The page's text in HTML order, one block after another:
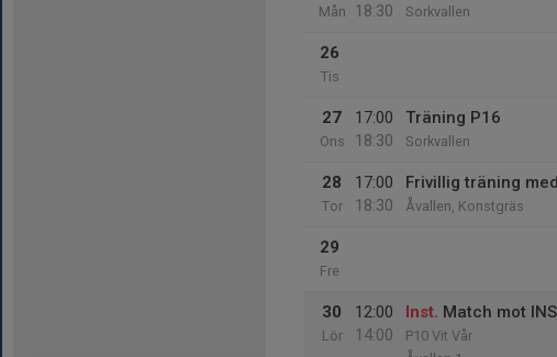
Mån
18:30
Sorkvallen
26
Tis
27
Ons
17:00
18:30
Träning P16
Sorkvallen
28
Tor
17:00
18:30
Frivillig träning
Åvallen, Konstgräs
29
Fre
30
Lör
12:00
14:00
Inst. Match mot
P10 Vit Vår